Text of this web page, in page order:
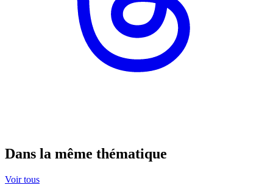
Dans la même thématique
Voir tous